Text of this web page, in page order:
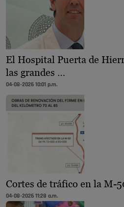
El Hospital Puerta de
las grandes …
04-08-2026 10:01 p.m.
Cortes de tráfico en la M-
04-08-2026 11:28 a.m.